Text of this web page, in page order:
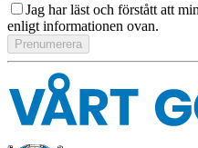
Jag har läst och förstått att
enligt informationen ovan.